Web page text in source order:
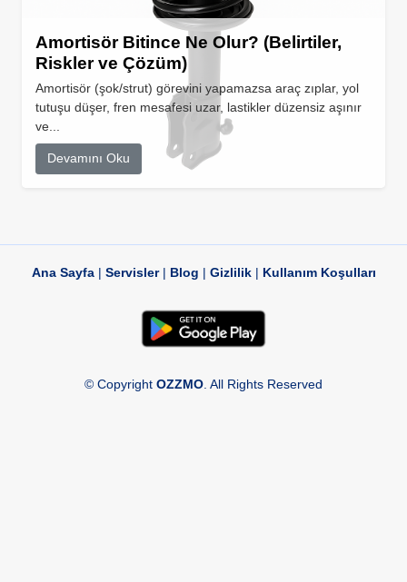
Amortisör Bitince Ne Olur? (Belirtiler,
Riskler ve Çözüm)
Amortisör (şok/strut) görevini yapamazsa araç zıplar, yol
tutuşu düşer, fren mesafesi uzar, lastikler düzensiz aşınır
ve...
Devamını Oku
Ana Sayfa| Servisler| Blog | Gizlilik| Kullanım Koşulları
© Copyright OZZMO . All Rights Reserved